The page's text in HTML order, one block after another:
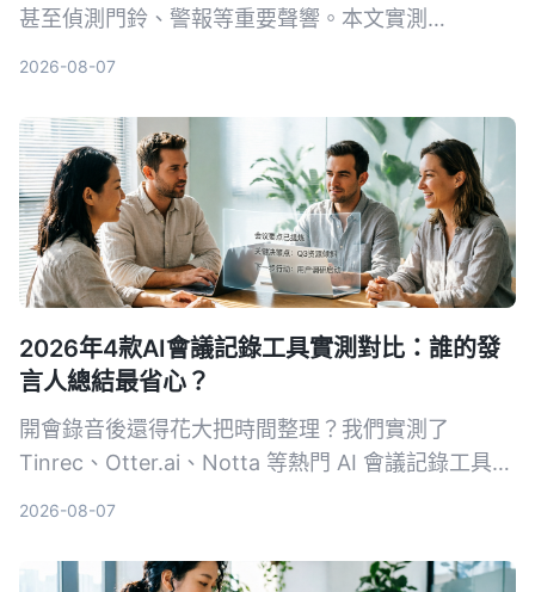
甚至偵測門鈴、警報等重要聲響。本文實測
較，幫你找到最適合的選擇。
2026-08-07
2026年4款AI會議記錄工具實測對比：誰的發
言人總結最省心？
開會錄音後還得花大把時間整理？我們實測了
Tinrec、Otter.ai、Notta 等熱門 AI 會議記錄工具，
2026-08-07